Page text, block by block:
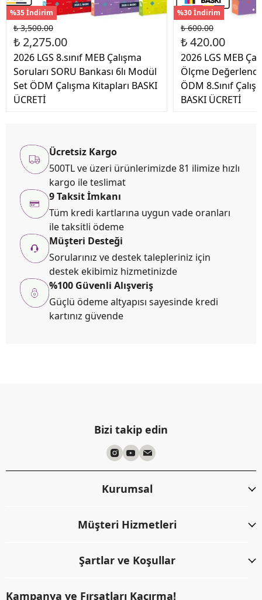
%35 İndirim
₺ 3,500.00
₺ 2,275.00
2026 LGS 8.sınıf MEB Çalışma
Soruları SORU Bankası 6lı Modül
Set ÖDM Çalışma Kitapları BASKI
ÜCRETİ
%30 İndirim
₺ 600.00
₺ 420.00
2026 LGS MEB
Ölçme
ÖDM 8.Sınıf
BASKI ÜCRETİ
Ücretsiz Kargo
500TL ve üzeri ürünlerimizde 81 ilimize hızlı
kargo ile teslimat
9 Taksit İmkanı
Tüm kredi kartlarına uygun vade oranları
ile taksitli ödeme
Müşteri Desteği
Sorularınız ve destek talepleriniz için
destek ekibimiz hizmetinizde
%100 Güvenli Alışveriş
Güçlü ödeme altyapısı sayesinde kredi
kartınız güvende
Bizi takip edin
Kurumsal
Müşteri Hizmetleri
Şartlar ve Koşullar
Kampanya ve Fırsatları Kaçırma!